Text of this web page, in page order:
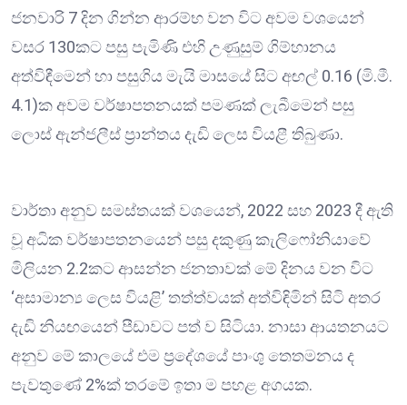
ජනවාරි 7 දින ගින්න ආරම්භ වන විට අවම වශයෙන්
වසර 130කට පසු පැමිණි එහි උණුසුම් ගිම්හානය
අත්විඳීමෙන් හා පසුගිය මැයි මාසයේ සිට අඟල් 0.16 (මි.මී.
4.1)ක අවම වර්ෂාපතනයක් පමණක් ලැබීමෙන් පසු
ලොස් ඇන්ජලීස් ප්‍රාන්තය දැඩි ලෙස වියළී තිබුණා.
වාර්තා අනුව සමස්තයක් වශයෙන්, 2022 සහ 2023 දී ඇති
වූ අධික වර්ෂාපතනයෙන් පසු දකුණු කැලිෆෝනියාවේ
මිලියන 2.2කට ආසන්න ජනතාවක් මේ දිනය වන විට
‘අසාමාන්‍ය ලෙස වියළි’‍ තත්ත්වයක් අත්විඳිමින් සිටි අතර
දැඩි නියඟයෙන් පීඩාවට පත් ව සිටියා. නාසා ආයතනයට
අනුව මේ කාලයේ එම ප්‍රදේශයේ පාංශු තෙතමනය ද
පැවතුණේ 2%ක් තරමේ ඉතා ම පහළ අගයක.